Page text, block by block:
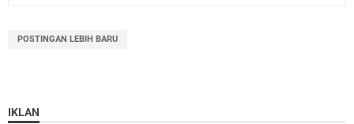
POSTINGAN LEBIH BARU
IKLAN